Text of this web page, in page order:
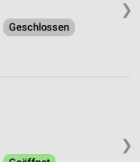
❯
Geschlossen
❯